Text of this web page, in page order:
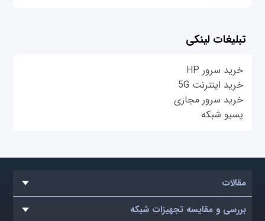
تبلیغات لینکی
خرید سرور HP
خرید اینترنت 5G
خرید سرور مجازی
پسیو شبکه
مقالات
بررسی و مقایسه تجهیزات شبکه